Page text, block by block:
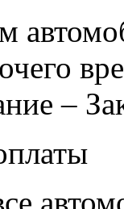
–